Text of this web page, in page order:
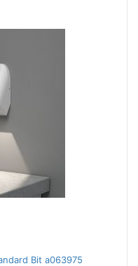
Bit a063975